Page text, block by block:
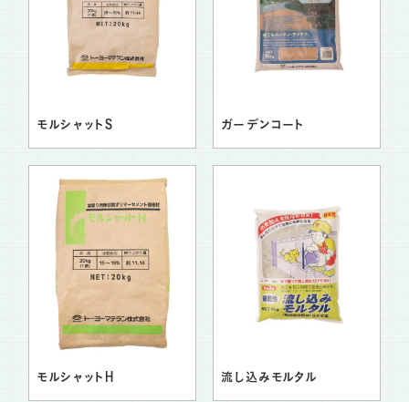
モルシャットS ガーデンコート
モルシャットH 流し込みモルタル